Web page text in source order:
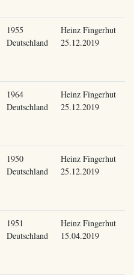
1955
Deutschland
Heinz Fingerhut
25.12.2019
1964
Deutschland
Heinz Fingerhut
25.12.2019
1950
Deutschland
Heinz Fingerhut
25.12.2019
1951
Deutschland
Heinz Fingerhut
15.04.2019